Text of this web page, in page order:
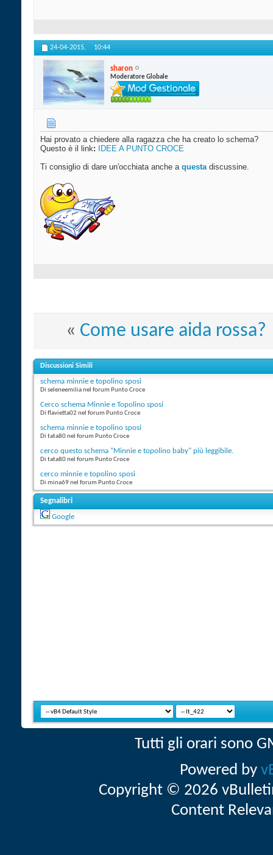
24-04-2015, 10:44
sharon
Moderatore Globale
Hai provato a chiedere alla ragazza che ha creato lo schema?
Questo è il link:
IDEE A PUNTO CROCE
Ti consiglio di dare un'occhiata anche a questadiscussine.
« Come usare aida rossa?
Discussioni Simili
schema minnie e topolino sposi
Di seleneemilia nel forum Punto Croce
Cerco schema Minnie e Topolino sposi
Di flavietta02 nel forum Punto Croce
schema minnie e topolino sposi
Di tata80 nel forum Punto Croce
cerco questo schema "Minnie e topolino baby" più leggibile.
Di tata80 nel forum Punto Croce
cerco minnie e topolino sposi
Di mina69 nel forum Punto Croce
Segnalibri
Google
Tutti gli orari sono
Powered by
Copyright © 2026
Content